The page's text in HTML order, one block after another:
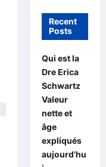
Recent
Posts
Qui est la
Dre Erica
Schwartz
Valeur
nette et
âge
expliqués
aujourd’hu